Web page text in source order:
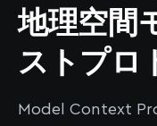
地理空間
ストプロ
Model Context